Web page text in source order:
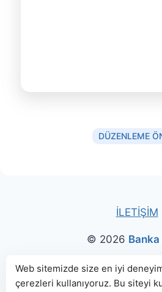
DÜZENLEME
İLETİŞİM
© 2026 Banka
Bu sitede paylaşılan banka
genellikle TBBveBDDKweb
Web sitemizde size en iyi
çerezleri kullanıyoruz. Bu siteyi